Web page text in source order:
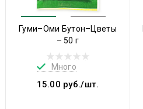
Гуми–Оми Бутон–Цветы
– 50 г
Много
15.00 руб./шт.